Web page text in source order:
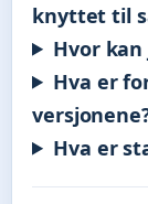
knyttet til
Hvor
Hva er
Hva er